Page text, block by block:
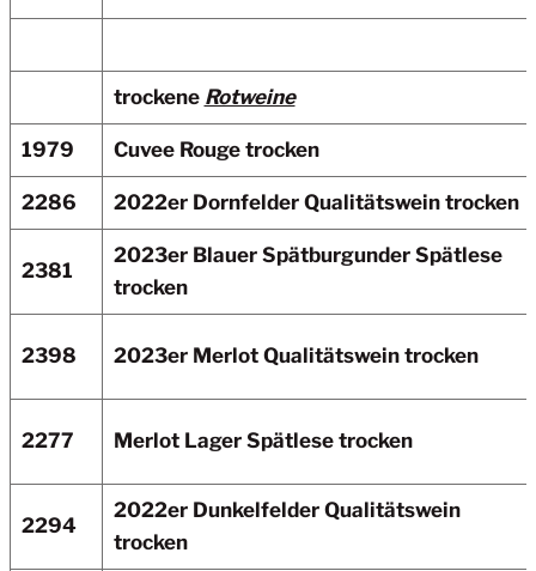
trockene Rotweine
1979 Cuvee Rouge trocken
2286 2022er Dornfelder Qualitätswein trocken
2381
2023er Blauer Spätburgunder Spätlese
trocken
2398 2023er Merlot Qualitätswein trocken
2277 Merlot Lager Spätlese trocken
2294
2022er Dunkelfelder Qualitätswein
trocken